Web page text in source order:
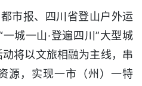
市报、四川省登山户外运
城一山·登遍四川”大型城
将以文旅相融为主线，串
源，实现一市（州）一特